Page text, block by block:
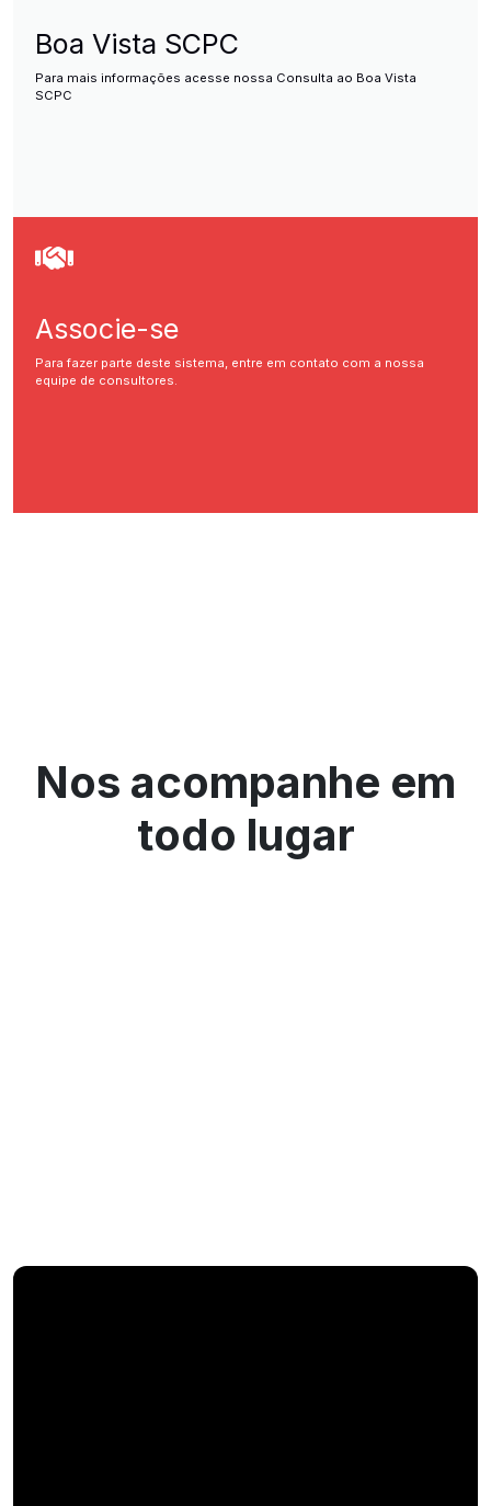
Boa Vista SCPC
Para mais informações acesse nossa Consulta ao Boa Vista
SCPC
Associe-se
Para fazer parte deste sistema, entre em contato com a nossa
equipe de consultores.
Nos acompanhe em
todo lugar